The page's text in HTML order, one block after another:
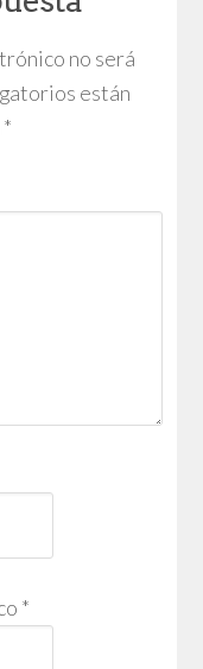
no será
están
*
*